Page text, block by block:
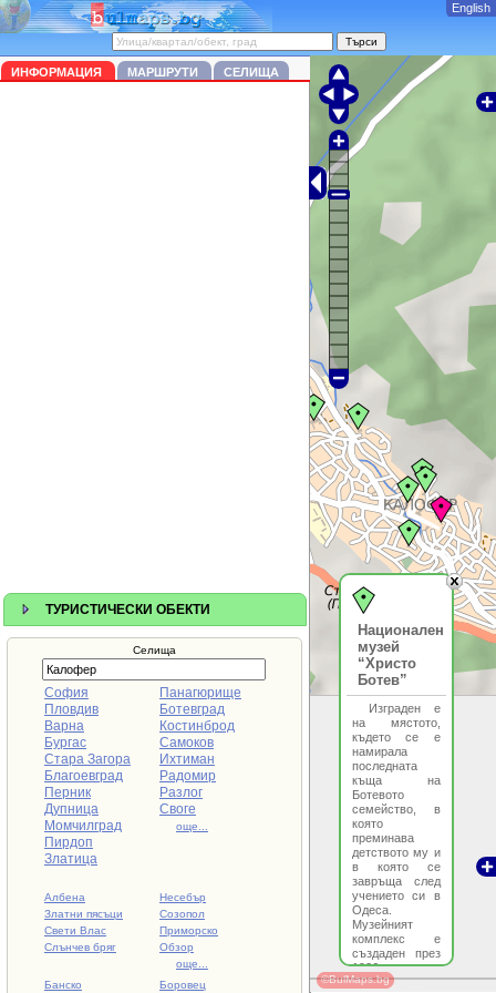
ИНФОРМАЦИЯ МАРШРУТИ СЕЛИЩА
ТУРИСТИЧЕСКИ ОБЕКТИ
Селища
София
Пловдив
Варна
Бургас
Стара Загора
Благоевград
Перник
Дупница
Момчилград
Пирдоп
Златица
Панагюрище
Ботевград
Костинброд
Самоков
Ихтиман
Радомир
Разлог
Своге
още...
Албена
Златни пясъци
Свети Влас
Слънчев бряг
Несебър
Созопол
Приморско
Обзор
още...
Банско
Боровец
Национален
музей
“Христо
Ботев”
Изграден е
на мястото,
където се е
намирала
последната
къща на
Ботевото
семейство, в
която
преминава
детството му и
в която се
завръща след
учението си в
Одеса.
Музейният
комплекс е
създаден през
1926 г. и
включва
©BulMaps.bg
English